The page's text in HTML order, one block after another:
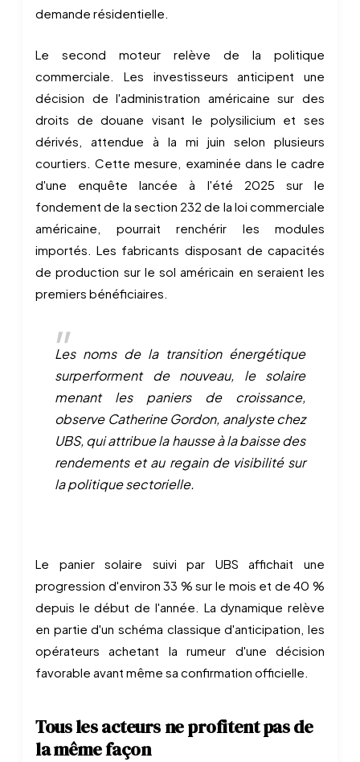
demande résidentielle.
Le second moteur relève de la politique
commerciale. Les investisseurs anticipent une
décision de l'administration américaine sur des
droits de douane visant le polysilicium et ses
dérivés, attendue à la mi juin selon plusieurs
courtiers. Cette mesure, examinée dans le cadre
d'une enquête lancée à l'été 2025 sur le
fondement de la section 232 de la loi commerciale
américaine, pourrait renchérir les modules
importés. Les fabricants disposant de capacités
de production sur le sol américain en seraient les
premiers bénéficiaires.
Les noms de la transition énergétique
surperforment de nouveau, le solaire
menant les paniers de croissance,
observe Catherine Gordon, analyste chez
UBS, qui attribue la hausse à la baisse des
rendements et au regain de visibilité sur
la politique sectorielle.
Le panier solaire suivi par UBS affichait une
progression d'environ 33 % sur le mois et de 40 %
depuis le début de l'année. La dynamique relève
en partie d'un schéma classique d'anticipation, les
opérateurs achetant la rumeur d'une décision
favorable avant même sa confirmation officielle.
Tous les acteurs ne profitent pas de
la même façon